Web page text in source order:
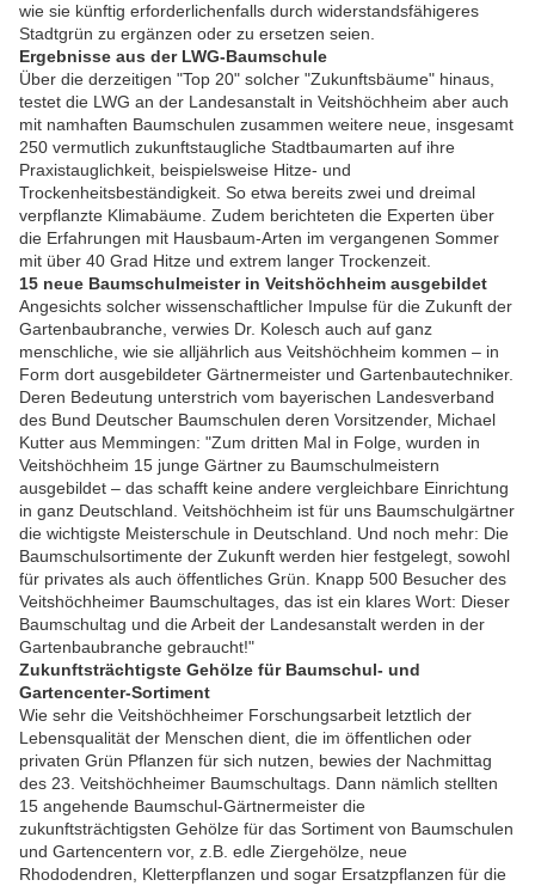
wie sie künftig erforderlichenfalls durch widerstandsfähigeres
Stadtgrün zu ergänzen oder zu ersetzen seien.
Ergebnisse aus der LWG-Baumschule
Über die derzeitigen "Top 20" solcher "Zukunftsbäume" hinaus,
testet die LWG an der Landesanstalt in Veitshöchheim aber auch
mit namhaften Baumschulen zusammen weitere neue, insgesamt
250 vermutlich zukunftstaugliche Stadtbaumarten auf ihre
Praxistauglichkeit, beispielsweise Hitze- und
Trockenheitsbeständigkeit. So etwa bereits zwei und dreimal
verpflanzte Klimabäume. Zudem berichteten die Experten über
die Erfahrungen mit Hausbaum-Arten im vergangenen Sommer
mit über 40 Grad Hitze und extrem langer Trockenzeit.
15 neue Baumschulmeister in Veitshöchheim ausgebildet
Angesichts solcher wissenschaftlicher Impulse für die Zukunft der
Gartenbaubranche, verwies Dr. Kolesch auch auf ganz
menschliche, wie sie alljährlich aus Veitshöchheim kommen – in
Form dort ausgebildeter Gärtnermeister und Gartenbautechniker.
Deren Bedeutung unterstrich vom bayerischen Landesverband
des Bund Deutscher Baumschulen deren Vorsitzender, Michael
Kutter aus Memmingen: "Zum dritten Mal in Folge, wurden in
Veitshöchheim 15 junge Gärtner zu Baumschulmeistern
ausgebildet – das schafft keine andere vergleichbare Einrichtung
in ganz Deutschland. Veitshöchheim ist für uns Baumschulgärtner
die wichtigste Meisterschule in Deutschland. Und noch mehr: Die
Baumschulsortimente der Zukunft werden hier festgelegt, sowohl
für privates als auch öffentliches Grün. Knapp 500 Besucher des
Veitshöchheimer Baumschultages, das ist ein klares Wort: Dieser
Baumschultag und die Arbeit der Landesanstalt werden in der
Gartenbaubranche gebraucht!"
Zukunftsträchtigste Gehölze für Baumschul- und
Gartencenter-Sortiment
Wie sehr die Veitshöchheimer Forschungsarbeit letztlich der
Lebensqualität der Menschen dient, die im öffentlichen oder
privaten Grün Pflanzen für sich nutzen, bewies der Nachmittag
des 23. Veitshöchheimer Baumschultags. Dann nämlich stellten
15 angehende Baumschul-Gärtnermeister die
zukunftsträchtigsten Gehölze für das Sortiment von Baumschulen
und Gartencentern vor, z.B. edle Ziergehölze, neue
Rhododendren, Kletterpflanzen und sogar Ersatzpflanzen für die